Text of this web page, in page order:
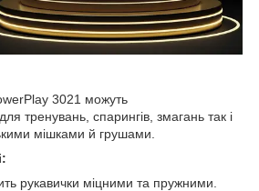
3021 можуть
тренувань, спарингів, змагань так і
мішками й грушами.
рукавички міцними та пружними.